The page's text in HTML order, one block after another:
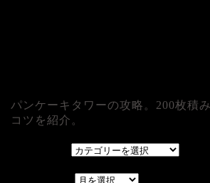
パンケーキタワーの攻略。200枚積
コツを紹介。